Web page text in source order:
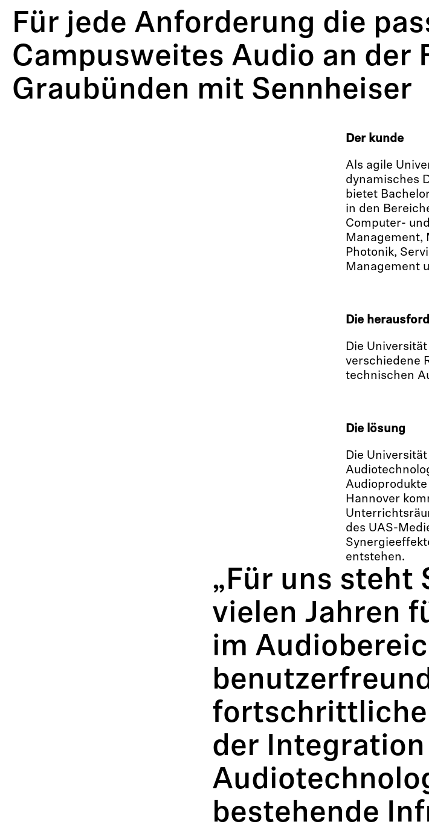
Für jede Anforderung die
Campusweites Audio an der
Graubünden mit Sennheiser
Der kunde
Als agile
dynamisches
bietet
in den
Computer-
Management,
Photonik,
Management
Die
Die
verschiedene
technischen
Die lösung
Die
Hannover
des UAS-
entstehen.
„Für uns steht
vielen Jahren
im
fortschrittliche
der
bestehende